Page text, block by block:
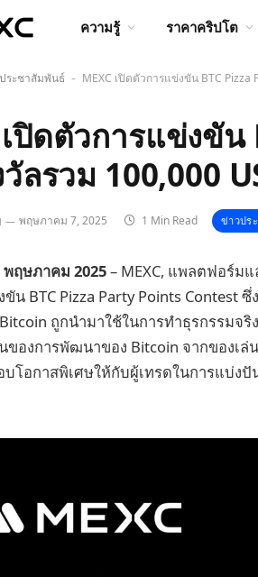
ความรู้ ราคาคริปโต
ระชาสัมพันธ์ - MEXC เปิดตัวการแข่งขัน BTC Pizza
เปิดตัวการแข่งขั
วัลรวม 100,000
พฤษภาคม 7, 2025 1 Min Read ข่าวปร
พฤษภาคม 2025– MEXC, แพลตฟอร์ม
น BTC Pizza Party Points Contest
ถูกนำมาใช้ในการทำธุรกรรมจ
ของการพัฒนาของ Bitcoin จากของเ
บโอกาสพิเศษให้กับผู้เทรดในการแบ่งปั